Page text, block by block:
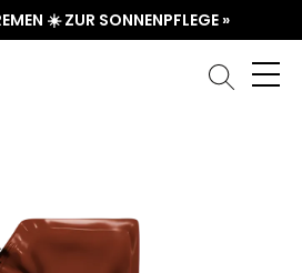
☀️ ZUR SONNENPFLEGE »